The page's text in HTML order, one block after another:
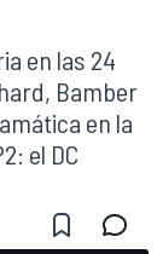
en las 24
Bamber
en la
el DC